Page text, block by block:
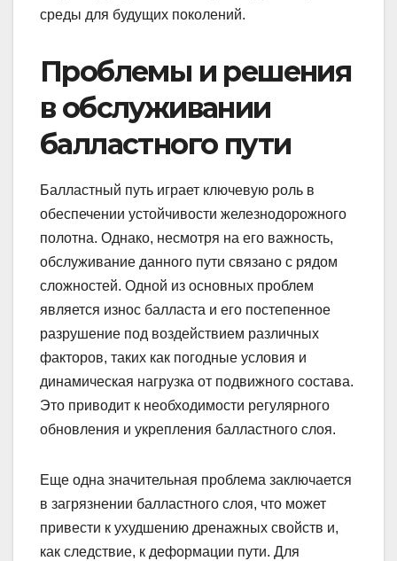
среды для будущих поколений.
Проблемы и решения
в обслуживании
балластного пути
Балластный путь играет ключевую роль в
обеспечении устойчивости железнодорожного
полотна. Однако, несмотря на его важность,
обслуживание данного пути связано с рядом
сложностей. Одной из основных проблем
является износ балласта и его постепенное
разрушение под воздействием различных
факторов, таких как погодные условия и
динамическая нагрузка от подвижного состава.
Это приводит к необходимости регулярного
обновления и укрепления балластного слоя.
Еще одна значительная проблема заключается
в загрязнении балластного слоя, что может
привести к ухудшению дренажных свойств и,
как следствие, к деформации пути. Для